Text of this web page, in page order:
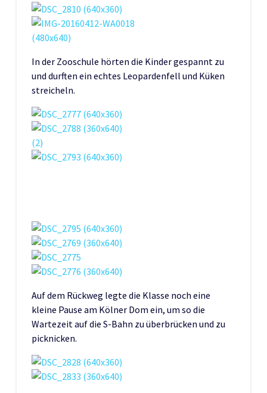
In der Zooschule hörten die Kinder gespannt zu
und durften ein echtes Leopardenfell und Küken
streicheln.
Auf dem Rückweg legte die Klasse noch eine
kleine Pause am Kölner Dom ein, um so die
Wartezeit auf die S-Bahn zu überbrücken und zu
picknicken.